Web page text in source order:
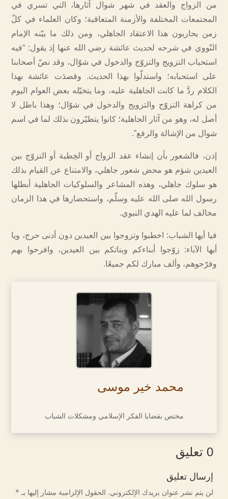
من الزواج والعقد في شهر شوال آثارها، التي تسري في
المجتمعات المختلفة والأزمنة المتعاقبة؛ وكان العلماء في كلّ
زمن يحاربون هذا الاعتقاد الجاهلي، ومن ذلك ما بيّنه الإمام
النّووي في شرحه لحديث عائشة رضي الله عنها إذ يقول: “فيه
استحباب التزويج والتزوّج والدخول في شوّال، وقد نصّ أصحابنا
على استحبابه؛ واستدلّوا بهذا الحديث. وقصدَت عائشة بهذا
الكلام ردَّ ما كانت الجاهلية عليه، وما يتخيّله بعض العوام اليوم
من كراهة التزوّج والتزويج والدخول في شوّال؛ وهذا باطل لا
أصل له، وهو من آثار الجاهلية؛ كانوا يتطيّرون بذلك لما في اسم
شوال من الإشالة والرفع”.
إذن، فالشعور بأن إنشاء عقد الزواج أو الخِطبة أو التزوّج بين
العيدين شؤم هو محض شعور جاهلي، والامتناع عن القيام بذلك
هو سلوك جاهلي، وهذه المشاعر والسلوكيات الجاهلية أبطلها
رسول الله صلى الله عليه وسلّم، واستحضارها في هذا الزمان
مخالف لما عليه الهدي النبوي.
فيا أيها الشباب: اخطبوا وتزوجوا بين العيدين دون أدنى حرج، ويا
أيها الآباء: زوّجوا أبناءكم وبناتكم بين العيدين، وافرحوا بهم
وفرّحوهم، وألف مبارك لكم جميعًا.
محمد خير موسى
مختص بقضايا الفكر الإسلامي ومشكلات الشباب
0 تعليق
إرسال تعليق
لن يتم نشر عنوان بريدك الإلكتروني. الحقول الإلزامية مشار إليها بـ *